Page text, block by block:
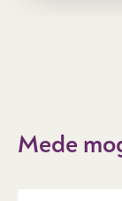
Mede